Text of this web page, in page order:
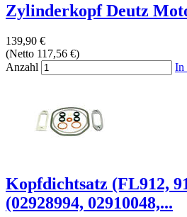
Zylinderkopf Deutz
139,90 €
(Netto 117,56 €)
Anzahl
In
Kopfdichtsatz (FL912,
(02928994, 02910048,...